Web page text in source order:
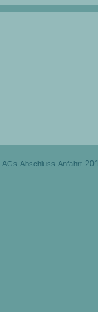
AGs Abschluss Anfahrt